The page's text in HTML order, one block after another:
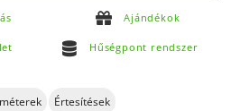
Ajándékok
Hűségpont rendszer
Értesítések